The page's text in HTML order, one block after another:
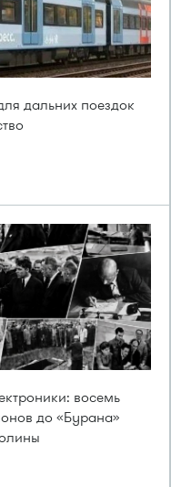
дальних поездок
восемь
до «Бурана»